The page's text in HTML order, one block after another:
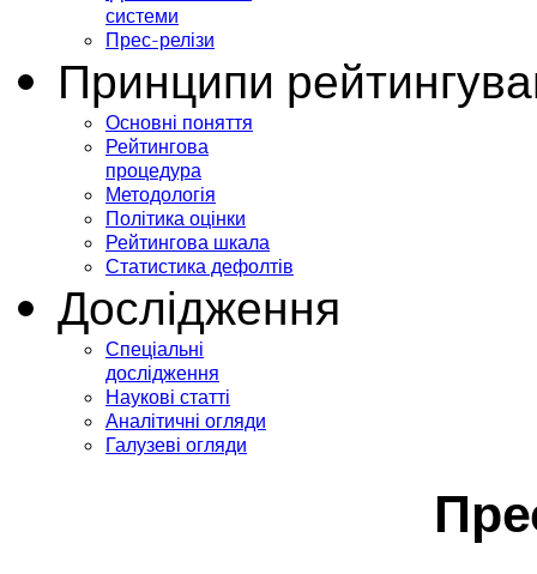
системи
Прес-релізи
Принципи
Основні поняття
Рейтингова
процедура
Методологія
Політика оцінки
Рейтингова шкала
Статистика дефолтів
Дослідження
Спеціальні
дослідження
Наукові статті
Аналітичні огляди
Галузеві огляди